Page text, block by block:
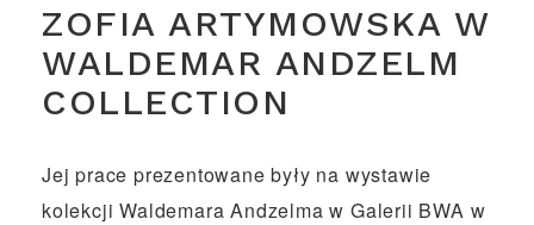
ZOFIA ARTYMOWSKA W
WALDEMAR ANDZELM
COLLECTION
Jej prace prezentowane były na wystawie
kolekcji Waldemara Andzelma w Galerii BWA w